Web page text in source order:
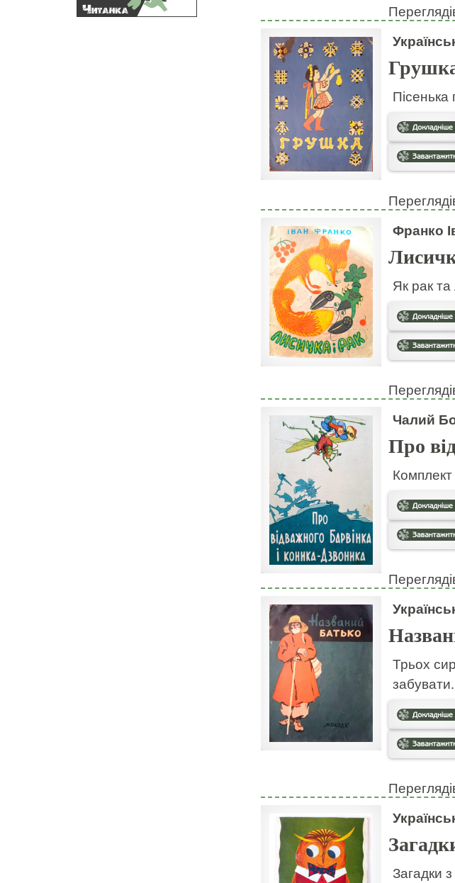
Пісенька
Франко
Як рак
Чалий
Про
Комплект
Трьох
Загадки